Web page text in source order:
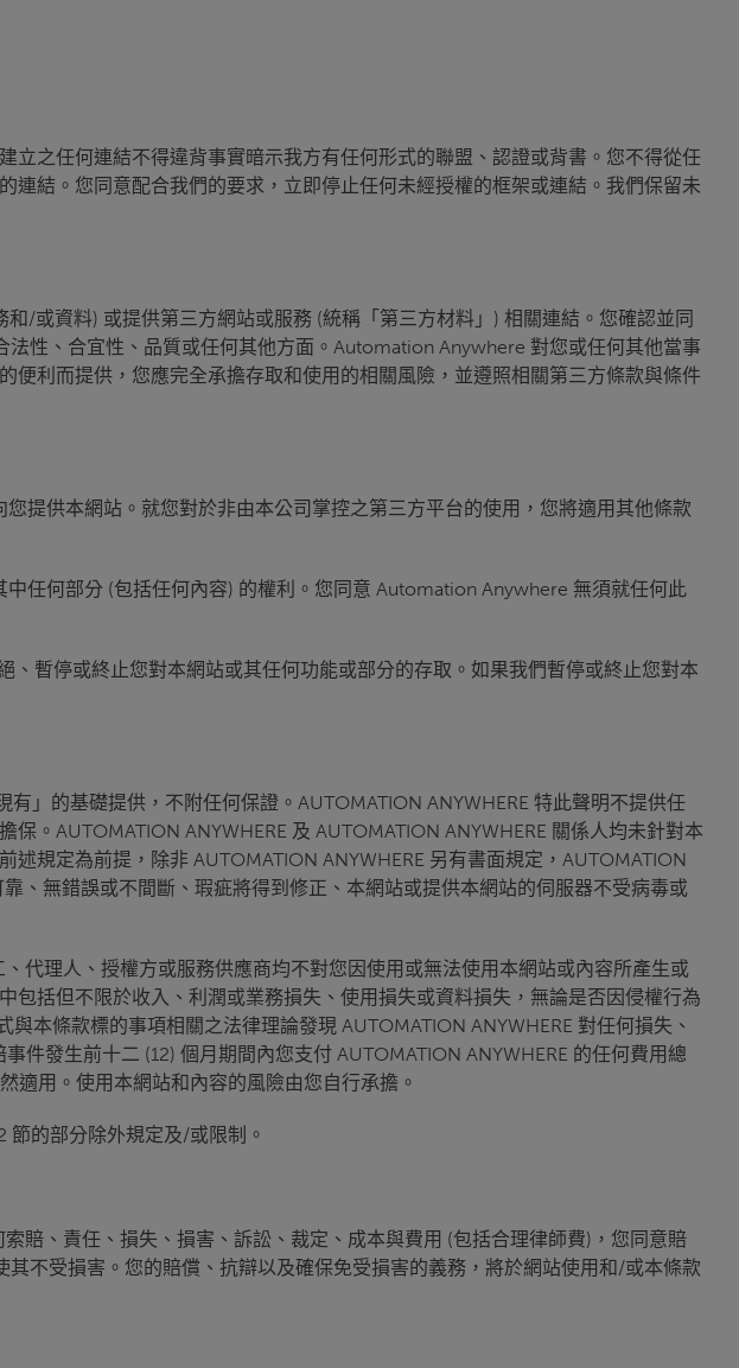
之任何連結不得違背事實暗示我方有任何形式的聯盟、認證或背書。您不得從任
結。您同意配合我們的要求，立即停止任何未經授權的框架或連結。我們保留未
/或資料) 或提供第三方網站或服務 (統稱「第三方材料」) 相關連結。您確認並同
性、合宜性、品質或任何其他方面。Automation Anywhere 對您或任何其他當事
利而提供，您應完全承擔存取和使用的相關風險，並遵照相關第三方條款與條件
提供本網站。就您對於非由本公司掌控之第三方平台的使用，您將適用其他條款
任何部分 (包括任何內容) 的權利。您同意 Automation Anywhere 無須就任何此
暫停或終止您對本網站或其任何功能或部分的存取。如果我們暫停或終止您對本
」的基礎提供，不附任何保證。AUTOMATION ANYWHERE 特此聲明不提供任
。AUTOMATION ANYWHERE 及 AUTOMATION ANYWHERE 關係人均未針對本
規定為前提，除非 AUTOMATION ANYWHERE 另有書面規定，AUTOMATION
、無錯誤或不間斷、瑕疵將得到修正、本網站或提供本網站的伺服器不受病毒或
代理人、授權方或服務供應商均不對您因使用或無法使用本網站或內容所產生或
括但不限於收入、利潤或業務損失、使用損失或資料損失，無論是否因侵權行為
本條款標的事項相關之法律理論發現 AUTOMATION ANYWHERE 對任何損失、
件發生前十二 (12) 個月期間內您支付 AUTOMATION ANYWHERE 的任何費用總
適用。使用本網站和內容的風險由您自行承擔。
節的部分除外規定及/或限制。
賠、責任、損失、損害、訴訟、裁定、成本與費用 (包括合理律師費)，您同意賠
不受損害。您的賠償、抗辯以及確保免受損害的義務，將於網站使用和/或本條款